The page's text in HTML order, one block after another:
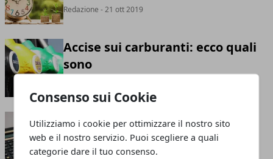
Consenso sui Cookie
Utilizziamo i cookie per ottimizzare il nostro sito
web e il nostro servizio. Puoi scegliere a quali
categorie dare il tuo consenso.
Redazione - 21 ott 2019
Accise sui carburanti: ecco quali
sono
Tasse in Italia quali sono
Redazione- 20 ott 2019